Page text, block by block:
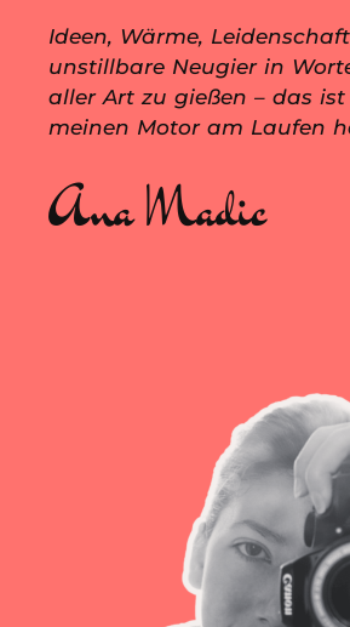
Ideen, Wärme,
unstillbare Neugier in
aller Art zu gießen – das ist
meinen Motor am Laufen
Ana Madic